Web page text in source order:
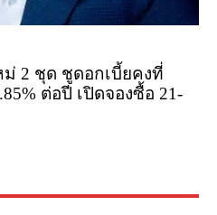
ม่ 2 ชุด ชูดอกเบี้ยคงที่
ต่อปี เปิดจองซื้อ 21-